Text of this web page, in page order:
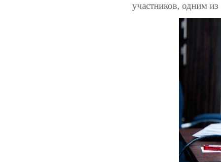
участников, одним